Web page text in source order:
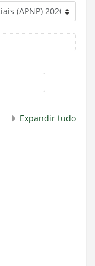
Expandir tudo